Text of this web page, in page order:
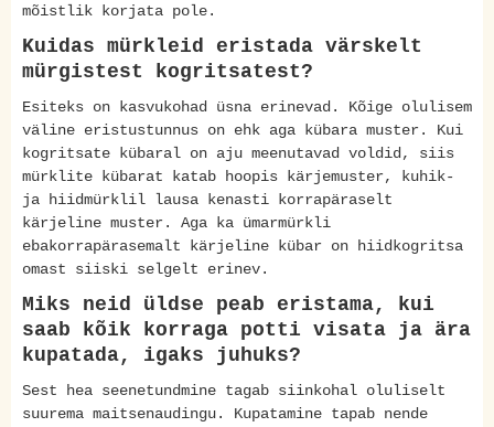
mõistlik korjata pole.
Kuidas mürkleid eristada värskelt
mürgistest kogritsatest?
Esiteks on kasvukohad üsna erinevad. Kõige olulisem
väline eristustunnus on ehk aga kübara muster. Kui
kogritsate kübaral on aju meenutavad voldid, siis
mürklite kübarat katab hoopis kärjemuster, kuhik-
ja hiidmürklil lausa kenasti korrapäraselt
kärjeline muster. Aga ka ümarmürkli
ebakorrapärasemalt kärjeline kübar on hiidkogritsa
omast siiski selgelt erinev.
Miks neid üldse peab eristama, kui
saab kõik korraga potti visata ja ära
kupatada, igaks juhuks?
Sest hea seenetundmine tagab siinkohal oluliselt
suurema maitsenaudingu. Kupatamine tapab nende